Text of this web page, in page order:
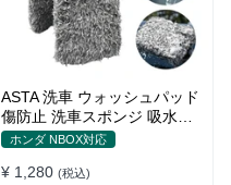
ASTA 洗車 ウォッシュパッド
傷防止 洗車スポンジ 吸水性
抜群 マイクロファイバー 極
車キズを防ぐ 滑りやすい構造
ホンダ NBOX対応
¥ 1,280 (税込)